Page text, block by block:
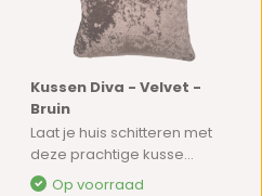
Kussen Diva - Velvet -
Bruin
Laat je huis schitteren met
deze prachtige kusse...
Op voorraad